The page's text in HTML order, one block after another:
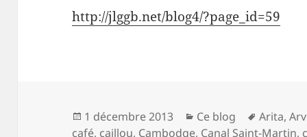
http://jlggb.net/blog4/?page_id=59
Publié
le
1 décembre 2013 Catégories
Ce blog
Mots-
clés
Arita,
café, caillou, Cambodge, Canal Saint-Martin,